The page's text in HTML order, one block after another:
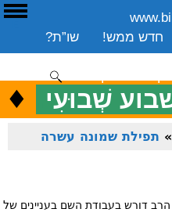
שו”ת?
חדש ממש!
שיעורים שבועי
סקירה כללית
ENGLISH
שְׁבוּעִי ♦
» תפילת שמונה עשרה
דורש בעבודת השם בעניינים של